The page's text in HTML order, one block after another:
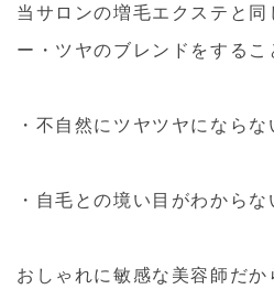
当サロンの増毛エクステと
ー・ツヤのブレンドをするこ
・不自然にツヤツヤにならな
・自毛との境い目がわからな
おしゃれに敏感な美容師だか